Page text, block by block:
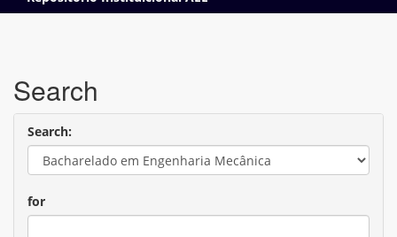
navigation
Search
Search:
for